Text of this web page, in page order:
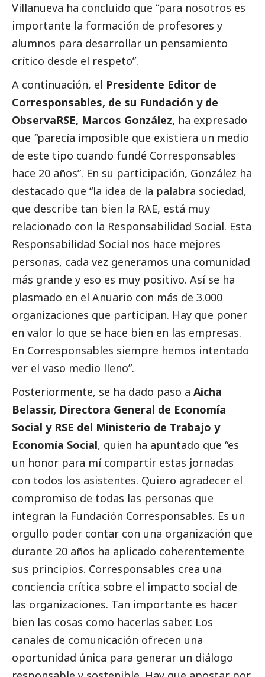
Villanueva ha concluido que “para nosotros es
importante la formación de profesores y
alumnos para desarrollar un pensamiento
crítico desde el respeto”.
A continuación, el Presidente Editor de
Corresponsables, de su Fundación y de
ObservaRSE, Marcos González, ha expresado
que “parecía imposible que existiera un medio
de este tipo cuando fundé Corresponsables
hace 20 años”. En su participación, González ha
destacado que “la idea de la palabra sociedad,
que describe tan bien la RAE, está muy
relacionado con la Responsabilidad Social. Esta
Responsabilidad Social nos hace mejores
personas, cada vez generamos una comunidad
más grande y eso es muy positivo. Así se ha
plasmado en el Anuario con más de 3.000
organizaciones que participan. Hay que poner
en valor lo que se hace bien en las empresas.
En Corresponsables siempre hemos intentado
ver el vaso medio lleno”.
Posteriormente, se ha dado paso a Aicha
Belassir, Directora General de Economía
Social y RSE del Ministerio de Trabajo y
Economía Social, quien ha apuntado que “es
un honor para mí compartir estas jornadas
con todos los asistentes. Quiero agradecer el
compromiso de todas las personas que
integran la Fundación Corresponsables. Es un
orgullo poder contar con una organización que
durante 20 años ha aplicado coherentemente
sus principios. Corresponsables crea una
conciencia crítica sobre el impacto social de
las organizaciones. Tan importante es hacer
bien las cosas como hacerlas saber. Los
canales de comunicación ofrecen una
oportunidad única para generar un diálogo